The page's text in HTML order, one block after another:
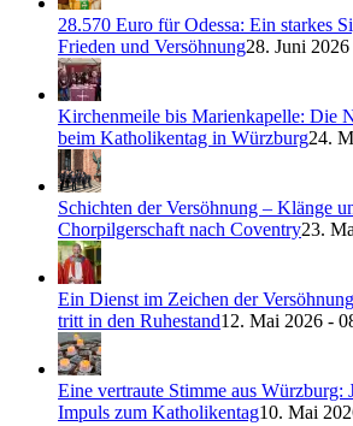
28.570 Euro für Odessa: Ein starkes
Frieden und Versöhnung28. Juni
Kirchenmeile bis Marienkapelle: Die
beim Katholikentag in Würzburg24.
Schichten der Versöhnung – Klänge
Chorpilgerschaft nach Coventry23.
Ein Dienst im Zeichen der
tritt in den Ruhestand12. Mai 2026 -
Eine vertraute Stimme aus Würzburg:
Impuls zum Katholikentag10. Mai